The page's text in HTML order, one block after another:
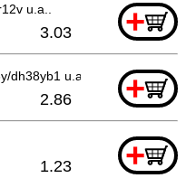
u.a.. +
3.03
dh38yb1 u.a. +
2.86
+
1.23